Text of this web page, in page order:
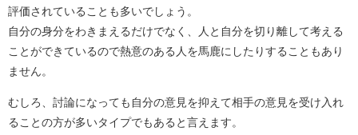
評価されていることも多いでしょう。
自分の身分をわきまえるだけでなく、人と自分を切り離して考える
ことができているので熱意のある人を馬鹿にしたりすることもあり
ません。
むしろ、討論になっても自分の意見を抑えて相手の意見を受け入れ
ることの方が多いタイプでもあると言えます。